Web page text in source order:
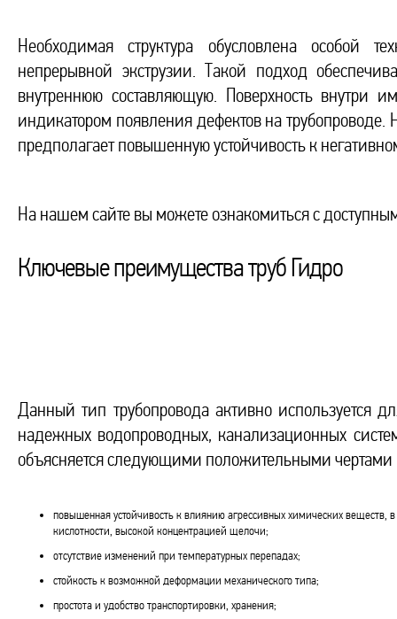
Необходимая структура обусловлена особой
непрерывной экструзии. Такой подход
внутреннюю составляющую. Поверхность внутри
индикатором появления дефектов на
предполагает повышенную устойчивость к
На нашем сайте вы можете ознакомиться с
Ключевые преимущества труб Гидро
Данный тип трубопровода активно используется
надежных водопроводных, канализационных
объясняется следующими положительными
повышенная устойчивость к влиянию агрессивных химических веществ,
кислотности, высокой концентрацией щелочи;
отсутствие изменений при температурных перепадах;
стойкость к возможной деформации механического типа;
простота и удобство транспортировки, хранения;